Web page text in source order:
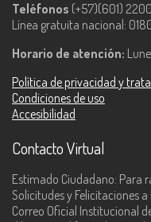
Teléfonos (+57)(601)
Línea gratuita nacional:
Horario de atención:
Política de privacidad y
Condiciones de uso
Accesibilidad
Contacto Virtual
Estimado Ciudadano: Para
Solicitudes y Felicitaciones
Correo Oficial Institucional